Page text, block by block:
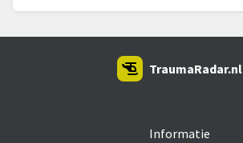
Informatie
TraumaRadar.nl